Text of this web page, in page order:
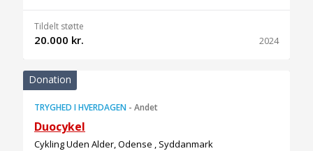
Tildelt støtte
20.000 kr. 2024
Donation
TRYGHED I HVERDAGEN - Andet
Duocykel
Cykling Uden Alder, Odense , Syddanmark